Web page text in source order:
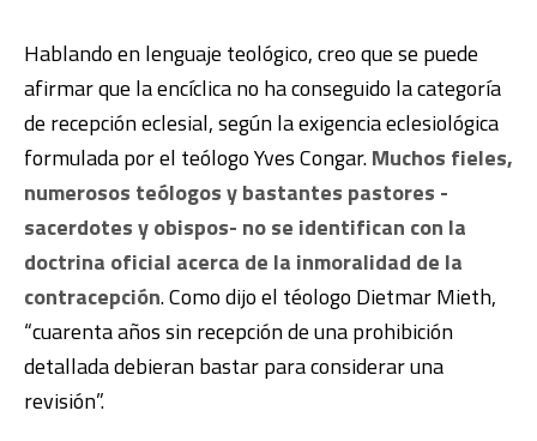
Hablando en lenguaje teológico, creo que se puede
afirmar que la encíclica no ha conseguido la categoría
de recepción eclesial, según la exigencia eclesiológica
formulada por el teólogo Yves Congar.Muchos fieles,
numerosos teólogos y bastantes pastores -
sacerdotes y obispos- no se identifican con la
doctrina oficial acerca de la inmoralidad de la
contracepción. Como dijo el téologo Dietmar Mieth,
“cuarenta años sin recepción de una prohibición
detallada debieran bastar para considerar una
revisión”.